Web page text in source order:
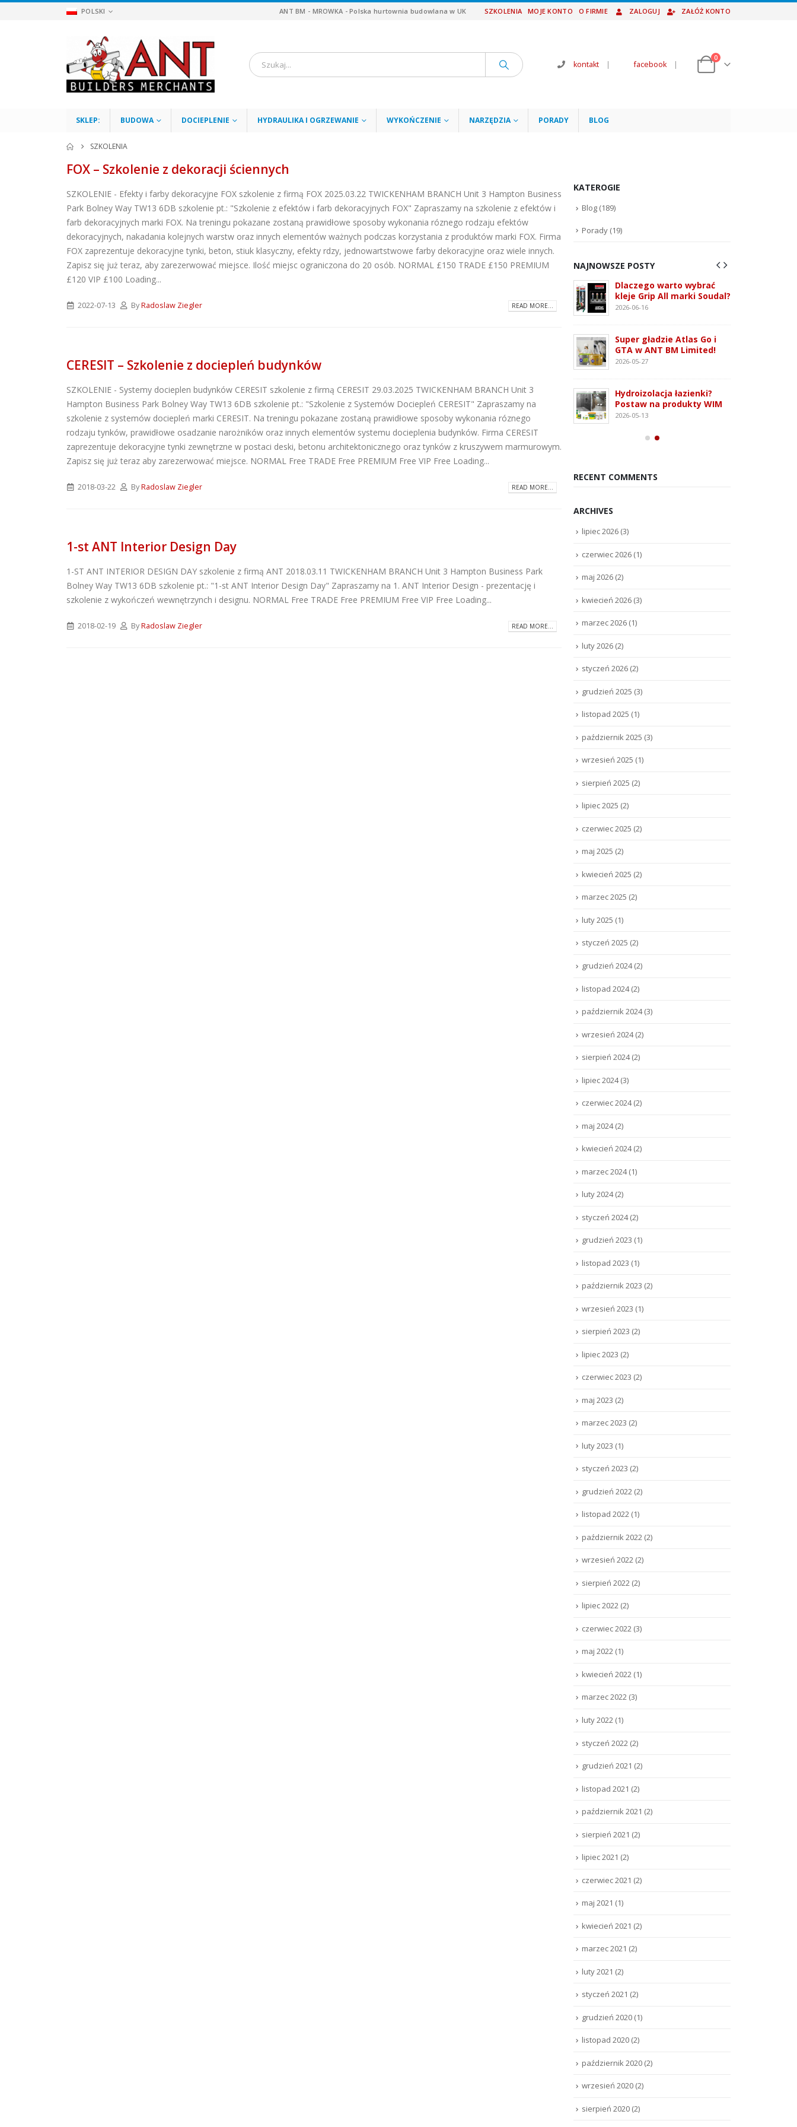
POLSKI ANT BM - MROWKA - Polska hurtownia budowlana w UK SZKOLENIA MOJE KONTO O FIRMIE ZALOGUJ ZAŁÓŻ KONTO
kontakt | facebook |
0
SKLEP: BUDOWA DOCIEPLENIE HYDRAULIKA I OGRZEWANIE WYKOŃCZENIE NARZĘDZIA PORADY BLOG
SZKOLENIA
FOX – Szkolenie z dekoracji ściennych
SZKOLENIE - Efekty i farby dekoracyjne FOX szkolenie z firmą FOX 2025.03.22 TWICKENHAM BRANCH Unit 3 Hampton Business
Park Bolney Way TW13 6DB szkolenie pt.: "Szkolenie z efektów i farb dekoracyjnych FOX" Zapraszamy na szkolenie z efektów i
farb dekoracyjnych marki FOX. Na treningu pokazane zostaną prawidłowe sposoby wykonania róznego rodzaju efektów
dekoracyjnych, nakadania kolejnych warstw oraz innych elementów ważnych podczas korzystania z produktów marki FOX. Firma
FOX zaprezentuje dekoracyjne tynki, beton, stiuk klasyczny, efekty rdzy, jednowartstwowe farby dekoracyjne oraz wiele innych.
Zapisz się już teraz, aby zarezerwować miejsce. Ilość miejsc ograniczona do 20 osób. NORMAL £150 TRADE £150 PREMIUM
£120 VIP £100 Loading...
2022-07-13 ByRadoslaw Ziegler READ MORE...
CERESIT – Szkolenie z dociepleń budynków
SZKOLENIE - Systemy docieplen budynków CERESIT szkolenie z firmą CERESIT 29.03.2025 TWICKENHAM BRANCH Unit 3
Hampton Business Park Bolney Way TW13 6DB szkolenie pt.: "Szkolenie z Systemów Dociepleń CERESIT" Zapraszamy na
szkolenie z systemów dociepleń marki CERESIT. Na treningu pokazane zostaną prawidłowe sposoby wykonania róznego
rodzaju tynków, prawidłowe osadzanie narożników oraz innych elementów systemu docieplenia budynków. Firma CERESIT
zaprezentuje dekoracyjne tynki zewnętrzne w postaci deski, betonu architektonicznego oraz tynków z kruszywem marmurowym.
Zapisz się już teraz aby zarezerwować miejsce. NORMAL Free TRADE Free PREMIUM Free VIP Free Loading...
2018-03-22 ByRadoslaw Ziegler READ MORE...
1-st ANT Interior Design Day
1-ST ANT INTERIOR DESIGN DAY szkolenie z firmą ANT 2018.03.11 TWICKENHAM BRANCH Unit 3 Hampton Business Park
Bolney Way TW13 6DB szkolenie pt.: "1-st ANT Interior Design Day" Zapraszamy na 1. ANT Interior Design - prezentację i
szkolenie z wykończeń wewnętrzynch i designu. NORMAL Free TRADE Free PREMIUM Free VIP Free Loading...
2018-02-19 ByRadoslaw Ziegler READ MORE...
KATEROGIE
Blog (189)
Porady (19)
NAJNOWSZE POSTY
ATLAS M-SYSTEM 3G –
montażu płyt G-K i OSB
rodzaje i zastosowanie
2026-07-27
Klejące pianki
poliuretanowe SoudaBond
– rodzaje i zastosowanie
2026-07-08
2026-05-27
Hydroizolacja łazienki?
Postaw na produkty WIM
2026-05-13
montażu płyt G-K i OSB
Klejące pianki
poliuretanowe SoudaBond
– rodzaje i zastosowanie
2026-07-08
Dlaczego warto wybrać
kleje Grip All marki Soudal?
2026-06-16
Super gładzie Atlas Go i
GTA w ANT BM Limited!
2026-05-27
Hydroizolacja łazienki?
Postaw na produkty WIM
2026-05-13
RECENT COMMENTS
ARCHIVES
lipiec 2026 (3)
czerwiec 2026 (1)
maj 2026 (2)
kwiecień 2026 (3)
marzec 2026 (1)
luty 2026 (2)
styczeń 2026 (2)
grudzień 2025 (3)
listopad 2025 (1)
październik 2025 (3)
wrzesień 2025 (1)
sierpień 2025 (2)
lipiec 2025 (2)
czerwiec 2025 (2)
maj 2025 (2)
kwiecień 2025 (2)
marzec 2025 (2)
luty 2025 (1)
styczeń 2025 (2)
grudzień 2024(2)
listopad 2024(2)
październik 2024(3)
wrzesień 2024(2)
sierpień 2024(2)
lipiec 2024(3)
czerwiec 2024(2)
maj 2024(2)
kwiecień 2024(2)
marzec 2024(1)
luty 2024(2)
styczeń 2024(2)
grudzień 2023 (1)
listopad 2023 (1)
październik 2023 (2)
wrzesień 2023 (1)
sierpień 2023 (2)
lipiec 2023 (2)
czerwiec 2023 (2)
maj 2023 (2)
marzec 2023 (2)
luty 2023 (1)
styczeń 2023 (2)
grudzień 2022 (2)
listopad 2022 (1)
październik 2022 (2)
wrzesień 2022 (2)
sierpień 2022 (2)
lipiec 2022 (2)
czerwiec 2022 (3)
maj 2022 (1)
kwiecień 2022 (1)
marzec 2022 (3)
luty 2022 (1)
styczeń 2022 (2)
grudzień 2021 (2)
listopad 2021 (2)
październik 2021 (2)
sierpień 2021 (2)
lipiec 2021 (2)
czerwiec 2021 (2)
maj 2021 (1)
kwiecień 2021 (2)
marzec 2021 (2)
luty 2021 (2)
styczeń 2021 (2)
grudzień 2020 (1)
listopad 2020 (2)
październik 2020 (2)
wrzesień 2020 (2)
sierpień 2020 (2)